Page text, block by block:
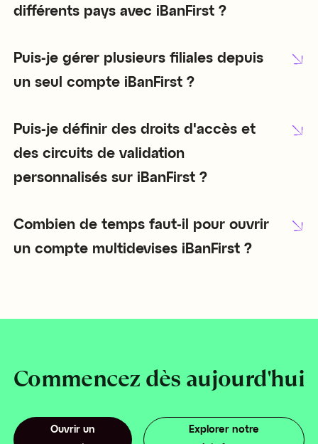
différents pays avec iBanFirst ?
Puis-je gérer plusieurs filiales depuis
un seul compte iBanFirst ?
Puis-je définir des droits d'accès et
des circuits de validation
personnalisés sur iBanFirst ?
Combien de temps faut-il pour ouvrir
un compte multidevises iBanFirst ?
Commencez dès aujourd'hui
Ouvrir un
Explorer notre